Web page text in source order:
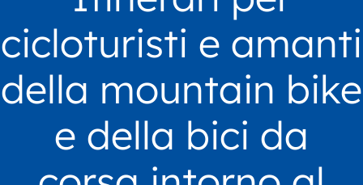
cicloturisti e amanti
della mountain bike
e della bici da